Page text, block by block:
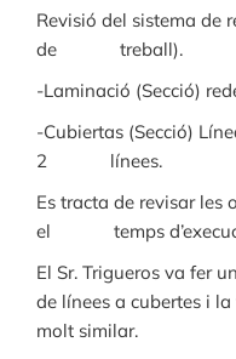
Revisió del sistema de
de treball).
-Laminació (Secció)
-Cubiertas (Secció)
2 línees.
Es tracta de revisar les
el temps
El Sr. Trigueros va fer
de línees a cubertes i
molt similar.